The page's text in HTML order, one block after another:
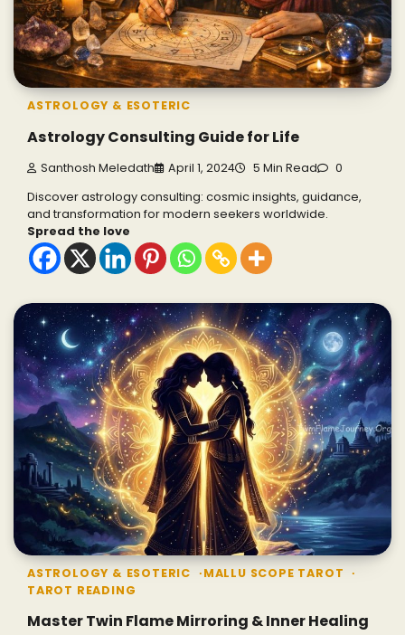
ASTROLOGY & ESOTERIC
Astrology Consulting Guide for Life
Santhosh Meledath April 1, 2024 5 Min Read 0
Discover astrology consulting: cosmic insights, guidance,
and transformation for modern seekers worldwide.
Spread the love
ASTROLOGY & ESOTERIC
MALLU SCOPE TAROT
TAROT READING
Master Twin Flame Mirroring & Inner Healing